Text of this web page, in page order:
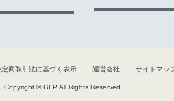
定商取引法に基づく表示 運営会社 サイトマッ
Copyright © GFP All Rights Reserved.